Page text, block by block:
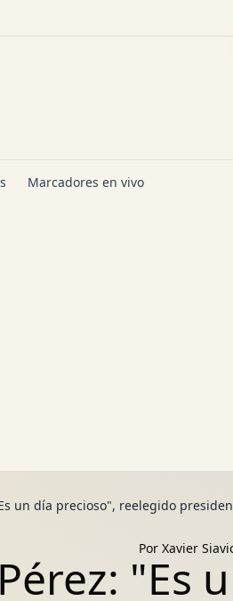
Marcadores en vivo
un día precioso", reelegido
Por Xavier
"Es